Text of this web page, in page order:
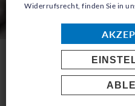
Widerrufsrecht, finden Sie in
Landminen
Flüchtlinge